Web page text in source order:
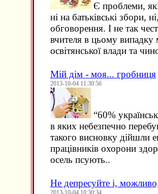
Є проблеми,
ні на батьківські збори,
обговорення. І не так
вчителя в цьому випадку
освітянської влади та
Мій дім - моя... гробниця
2013-10-04 11:30:56
“60%
в яких небезпечно
такого висновку дійшли
працівників охорони
осель псують..
Не депресуйте і,
2013-10-04 10:30:34